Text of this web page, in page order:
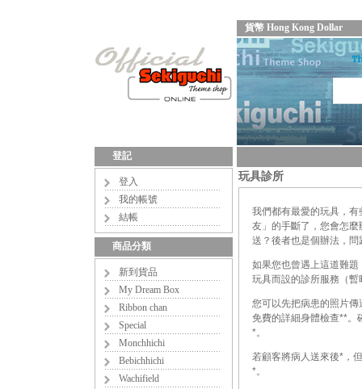
貨幣 Hong Kong Dollar
登記
登入
我的帳號
結帳
商品分類
新到貨品
My Dream Box
Ribbon chan
Special
Monchhichi
Bebichhichi
Wachifield
玩具診所
我們都有最愛的玩具，
友」的手斷了，您會怎
送？後者也是個辦法，
如果您也曾遇上這道難
玩具而設的診所服務（
您可以先把病患的照片
免費的詳細身體檢查**。
*。
若顧客將病人送來後*，
*。